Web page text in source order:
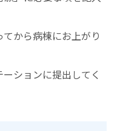
てから病棟にお上がり
ーションに提出してく